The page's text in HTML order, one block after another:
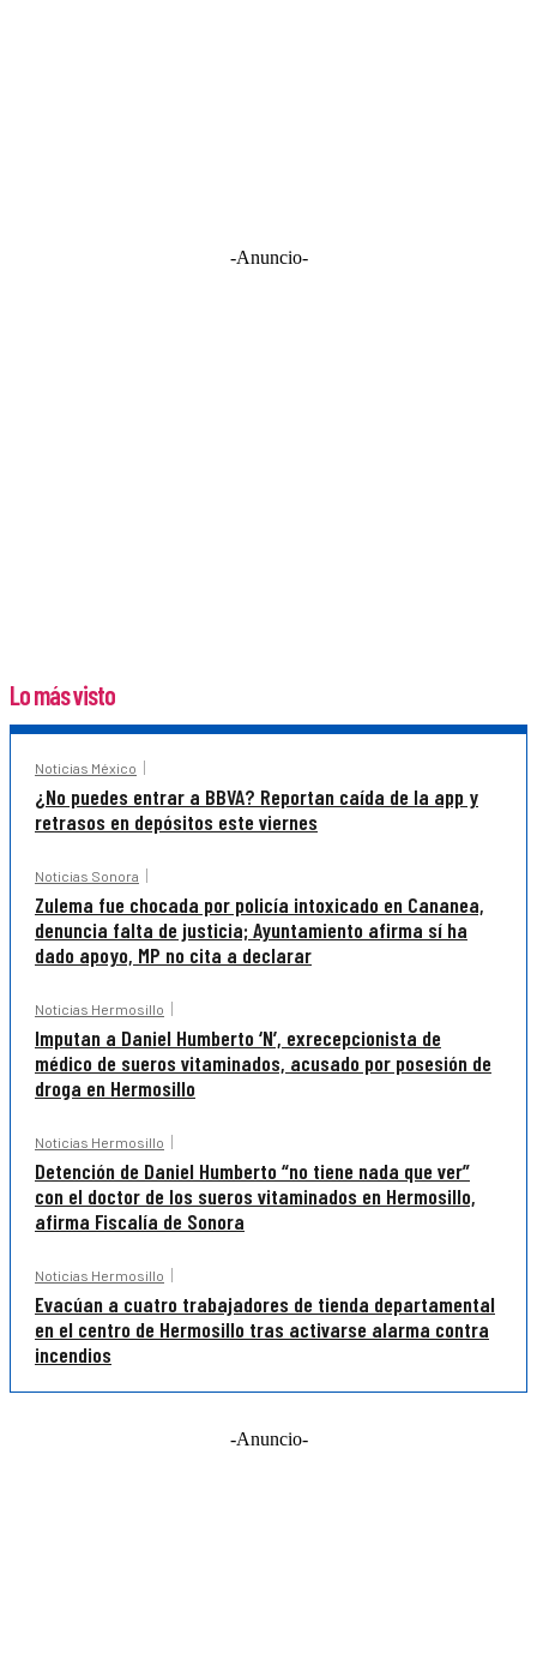
-Anuncio-
Lo más visto
Noticias México
¿No puedes entrar a BBVA? Reportan caída de la app y
retrasos en depósitos este viernes
Noticias Sonora
Zulema fue chocada por policía intoxicado en Cananea,
denuncia falta de justicia; Ayuntamiento afirma sí ha
dado apoyo, MP no cita a declarar
Noticias Hermosillo
Imputan a Daniel Humberto ‘N’, exrecepcionista de
médico de sueros vitaminados, acusado por posesión de
droga en Hermosillo
Noticias Hermosillo
Detención de Daniel Humberto “no tiene nada que ver”
con el doctor de los sueros vitaminados en Hermosillo,
afirma Fiscalía de Sonora
Noticias Hermosillo
Evacúan a cuatro trabajadores de tienda departamental
en el centro de Hermosillo tras activarse alarma contra
incendios
-Anuncio-